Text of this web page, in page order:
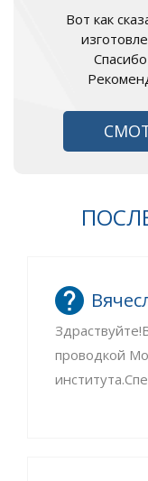
Вот как
проводкой